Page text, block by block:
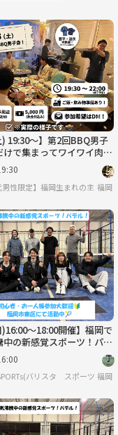
8/30 8/31
土
9/5
日
9/6
まれ〜😆👍✨
) 19:30〜】第2回BBQ男子
けで集まってワイワイ肉食
男性限定】福岡生まれの主催者
福岡
社会人友達作りサークル】
)16:00～18:00開催】福岡で
中の新感覚スポーツ！パデ
者・お一人様参加大歓
バリスタ スポーツ)福岡